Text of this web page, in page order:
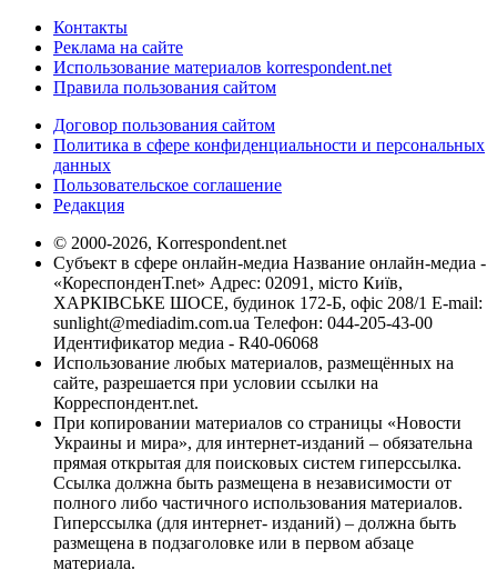
Контакты
Реклама на сайте
Использование материалов korrespondent.net
Правила пользования сайтом
Договор пользования сайтом
Политика в сфере конфиденциальности и персональных
данных
Пользовательское соглашение
Редакция
© 2000-2026, Korrespondent.net
Субъект в сфере онлайн-медиа Название онлайн-медиа -
«КореспонденТ.net» Адрес: 02091, місто Київ,
ХАРКІВСЬКЕ ШОСЕ, будинок 172-Б, офіс 208/1 E-mail:
sunlight@mediadim.com.ua Телефон: 044-205-43-00
Идентификатор медиа - R40-06068
Использование любых материалов, размещённых на
сайте, разрешается при условии ссылки на
Корреспондент.net.
При копировании материалов со страницы «Новости
Украины и мира», для интернет-изданий – обязательна
прямая открытая для поисковых систем гиперссылка.
Ссылка должна быть размещена в независимости от
полного либо частичного использования материалов.
Гиперссылка (для интернет- изданий) – должна быть
размещена в подзаголовке или в первом абзаце
материала.